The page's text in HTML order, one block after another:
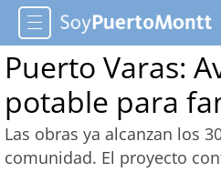
Puerto Varas:
potable para
Las obras ya alcanzan los
comunidad. El proyecto